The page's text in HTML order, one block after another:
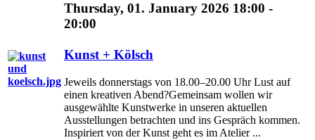
Thursday, 01. January 2026 18:00 -
20:00
Kunst + Kölsch
Jeweils donnerstags von 18.00–20.00 Uhr Lust auf
einen kreativen Abend?Gemeinsam wollen wir
ausgewählte Kunstwerke in unseren aktuellen
Ausstellungen betrachten und ins Gespräch kommen.
Inspiriert von der Kunst geht es im Atelier ...